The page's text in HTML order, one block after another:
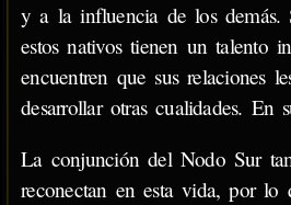
y a la influencia de los demás.
estos nativos tienen un talento
encuentren que sus relaciones
desarrollar otras cualidades. En
La conjunción del Nodo Sur
reconectan en esta vida, por lo